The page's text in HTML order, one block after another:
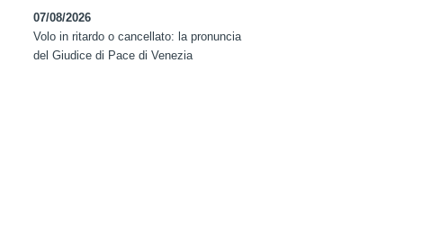
07/08/2026
Volo in ritardo o cancellato: la pronuncia
del Giudice di Pace di Venezia